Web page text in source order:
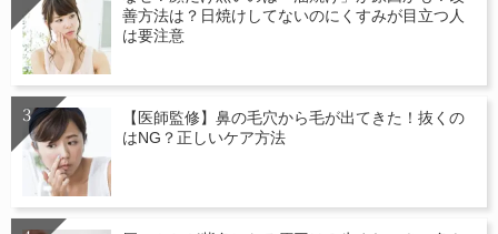
善方法は？日焼けしてないのにくすみが目立つ人
は要注意
【医師監修】鼻の毛穴から毛が出てきた！抜くの
はNG？正しいケア方法